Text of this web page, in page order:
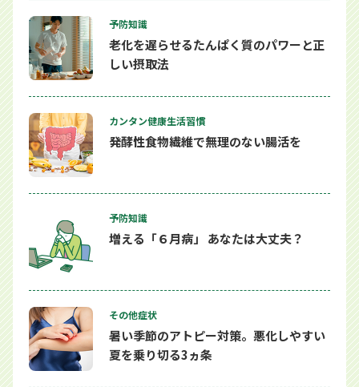
予防知識
老化を遅らせるたんぱく質のパワーと正
しい摂取法
カンタン健康生活習慣
発酵性食物繊維で無理のない腸活を
予防知識
増える「６月病」 あなたは大丈夫？
その他症状
暑い季節のアトピー対策。悪化しやすい
夏を乗り切る3ヵ条